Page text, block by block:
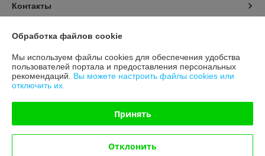
Контакты
Доставка и оплата
График работы
Полная версия сайта
Политика обработки cookies
Сайт создан на платформе Deal.by
Обработка файлов cookie
Мы используем файлы cookies для обеспечения удобства
пользователей портала и предоставления персональных
рекомендаций. Вы можете настроить файлы cookies или
отключить их.
Принять
Отклонить